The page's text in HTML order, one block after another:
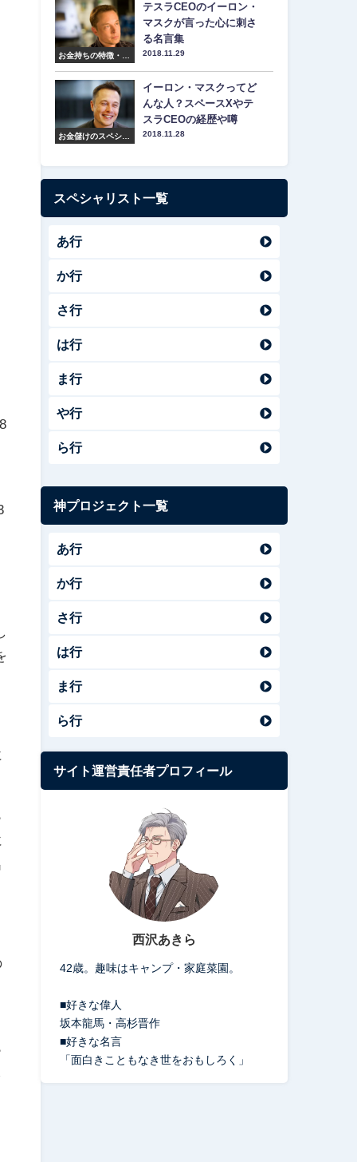
お金持ちの特徴・マ
テスラCEOのイーロン・
マスクが言った心に刺さ
る名言集
2018.11.29
お金儲けのスペシャ
イーロン・マスクってど
んな人？スペースXやテ
スラCEOの経歴や噂
2018.11.28
スペシャリスト一覧
あ行
か行
さ行
は行
ま行
や行
ら行
神プロジェクト一覧
あ行
か行
さ行
は行
ま行
ら行
サイト運営責任者プロフィール
西沢あきら
42歳。趣味はキャンプ・家庭菜園。
■好きな偉人
坂本龍馬・高杉晋作
■好きな名言
「面白きこともなき世をおもしろく」